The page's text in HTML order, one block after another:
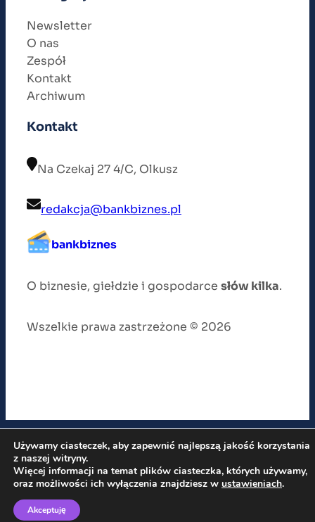
Newsletter
O nas
Zespół
Kontakt
Archiwum
Kontakt
Na Czekaj 27 4/C, Olkusz
redakcja@bankbiznes.pl
bankbiznes
O biznesie, giełdzie i gospodarce słów kilka.
Wszelkie prawa zastrzeżone © 2026
Używamy ciasteczek, aby zapewnić najlepszą jakość korzystania
z naszej witryny.
Więcej informacji na temat plików ciasteczka, których używamy,
oraz możliwości ich wyłączenia znajdziesz w ustawieniach.
Akceptuję